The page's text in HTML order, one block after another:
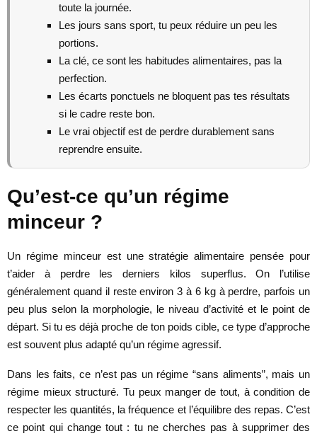
toute la journée.
Les jours sans sport, tu peux réduire un peu les
portions.
La clé, ce sont les habitudes alimentaires, pas la
perfection.
Les écarts ponctuels ne bloquent pas tes résultats
si le cadre reste bon.
Le vrai objectif est de perdre durablement sans
reprendre ensuite.
Qu’est-ce qu’un régime
minceur ?
Un régime minceur est une stratégie alimentaire pensée pour
t’aider à perdre les derniers kilos superflus. On l’utilise
généralement quand il reste environ 3 à 6 kg à perdre, parfois un
peu plus selon la morphologie, le niveau d’activité et le point de
départ. Si tu es déjà proche de ton poids cible, ce type d’approche
est souvent plus adapté qu’un régime agressif.
Dans les faits, ce n’est pas un régime “sans aliments”, mais un
régime mieux structuré. Tu peux manger de tout, à condition de
respecter les quantités, la fréquence et l’équilibre des repas. C’est
ce point qui change tout : tu ne cherches pas à supprimer des